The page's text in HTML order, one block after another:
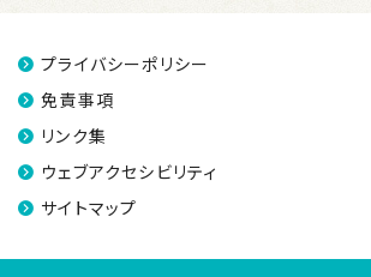
プライバシーポリシー
免責事項
リンク集
ウェブアクセシビリティ
サイトマップ